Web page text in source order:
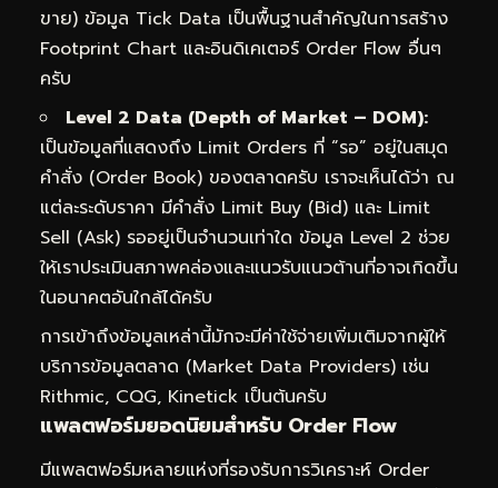
ขาย) ข้อมูล Tick Data เป็นพื้นฐานสำคัญในการสร้าง
Footprint Chart และอินดิเคเตอร์ Order Flow อื่นๆ
ครับ
Level 2 Data (Depth of Market – DOM):
เป็นข้อมูลที่แสดงถึง Limit Orders ที่ “รอ” อยู่ในสมุด
คำสั่ง (Order Book) ของตลาดครับ เราจะเห็นได้ว่า ณ
แต่ละระดับราคา มีคำสั่ง Limit Buy (Bid) และ Limit
Sell (Ask) รออยู่เป็นจำนวนเท่าใด ข้อมูล Level 2 ช่วย
ให้เราประเมินสภาพคล่องและแนวรับแนวต้านที่อาจเกิดขึ้น
ในอนาคตอันใกล้ได้ครับ
การเข้าถึงข้อมูลเหล่านี้มักจะมีค่าใช้จ่ายเพิ่มเติมจากผู้ให้
บริการข้อมูลตลาด (Market Data Providers) เช่น
Rithmic, CQG, Kinetick เป็นต้นครับ
แพลตฟอร์มยอดนิยมสำหรับ Order Flow
มีแพลตฟอร์มหลายแห่งที่รองรับการวิเคราะห์ Order